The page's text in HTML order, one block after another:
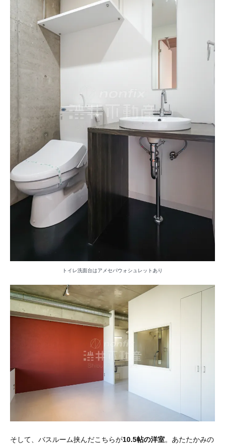
トイレ洗面台はアメセパウォシュレットあり
そして、バスルーム挟んだこちらが10.5帖の洋室。あたたかみの